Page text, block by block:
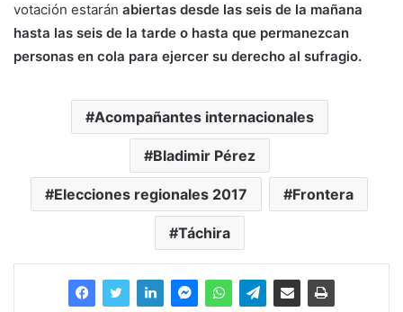
votación estarán abiertas desde las seis de la mañana
hasta las seis de la tarde o hasta que permanezcan
personas en cola para ejercer su derecho al sufragio.
Acompañantes internacionales
Bladimir Pérez
Elecciones regionales 2017 Frontera
Táchira